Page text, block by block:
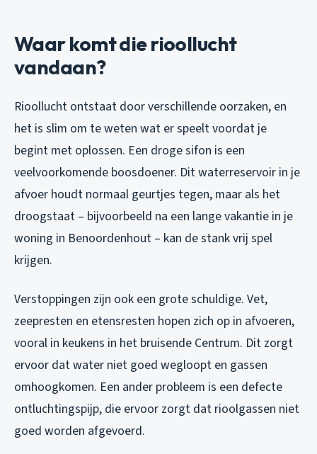
Waar komt die rioollucht
vandaan?
Rioollucht ontstaat door verschillende oorzaken, en
het is slim om te weten wat er speelt voordat je
begint met oplossen. Een droge sifon is een
veelvoorkomende boosdoener. Dit waterreservoir in je
afvoer houdt normaal geurtjes tegen, maar als het
droogstaat – bijvoorbeeld na een lange vakantie in je
woning in Benoordenhout – kan de stank vrij spel
krijgen.
Verstoppingen zijn ook een grote schuldige. Vet,
zeepresten en etensresten hopen zich op in afvoeren,
vooral in keukens in het bruisende Centrum. Dit zorgt
ervoor dat water niet goed wegloopt en gassen
omhoogkomen. Een ander probleem is een defecte
ontluchtingspijp, die ervoor zorgt dat rioolgassen niet
goed worden afgevoerd.